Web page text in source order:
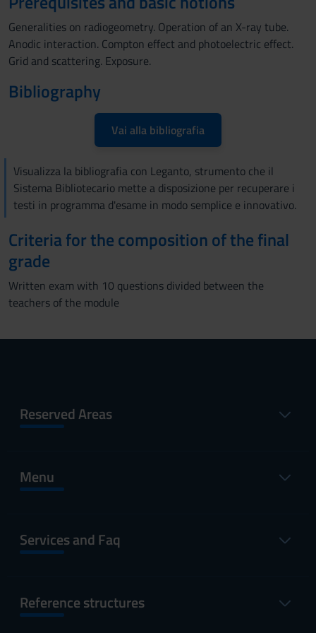
Generalities on radiogeometry. Operation of an X-ray tube.
Anodic interaction. Compton effect and photoelectric effect.
Grid and scattering. Exposure.
Bibliography
Vai alla bibliografia
Visualizza la bibliografia con Leganto, strumento che il
Sistema Bibliotecario mette a disposizione per recuperare i
testi in programma d'esame in modo semplice e innovativo.
Criteria for the composition of the final
grade
Written exam with 10 questions divided between the
teachers of the module
Reserved Areas
Menu
Services and Faq
Reference structures